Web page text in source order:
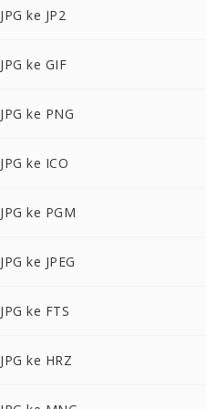
JPG ke JP2
JPG ke GIF
JPG ke PNG
JPG ke ICO
JPG ke PGM
JPG ke JPEG
JPG ke FTS
JPG ke HRZ